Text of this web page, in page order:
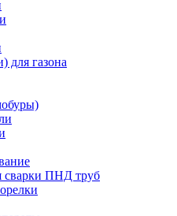
для газона
сварки ПНД труб